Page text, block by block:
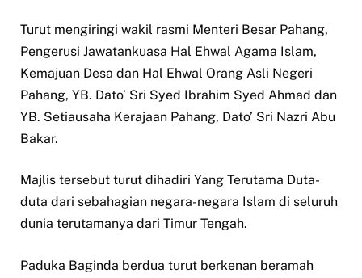
Turut mengiringi wakil rasmi Menteri Besar Pahang,
Pengerusi Jawatankuasa Hal Ehwal Agama Islam,
Kemajuan Desa dan Hal Ehwal Orang Asli Negeri
Pahang, YB. Dato’ Sri Syed Ibrahim Syed Ahmad dan
YB. Setiausaha Kerajaan Pahang, Dato’ Sri Nazri Abu
Bakar.
Majlis tersebut turut dihadiri Yang Terutama Duta-
duta dari sebahagian negara-negara Islam di seluruh
dunia terutamanya dari Timur Tengah.
Paduka Baginda berdua turut berkenan beramah